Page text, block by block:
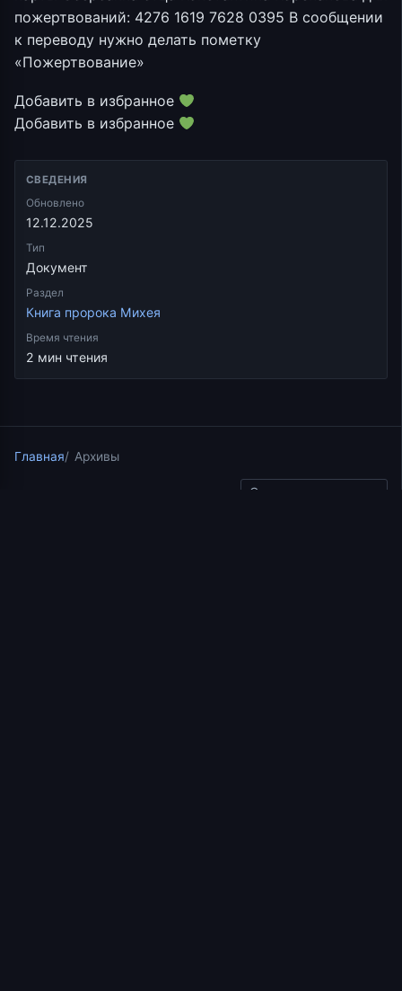
пожертвований: 4276 1619 7628 0395 В сообщении
к переводу нужно делать пометку
«Пожертвование»
Добавить в избранное
Добавить в избранное
СВЕДЕНИЯ
Обновлено
12.12.2025
Тип
Документ
Раздел
Книга пророка Михея
Время чтения
2 мин чтения
Главная Архивы
Скопировать ссылку